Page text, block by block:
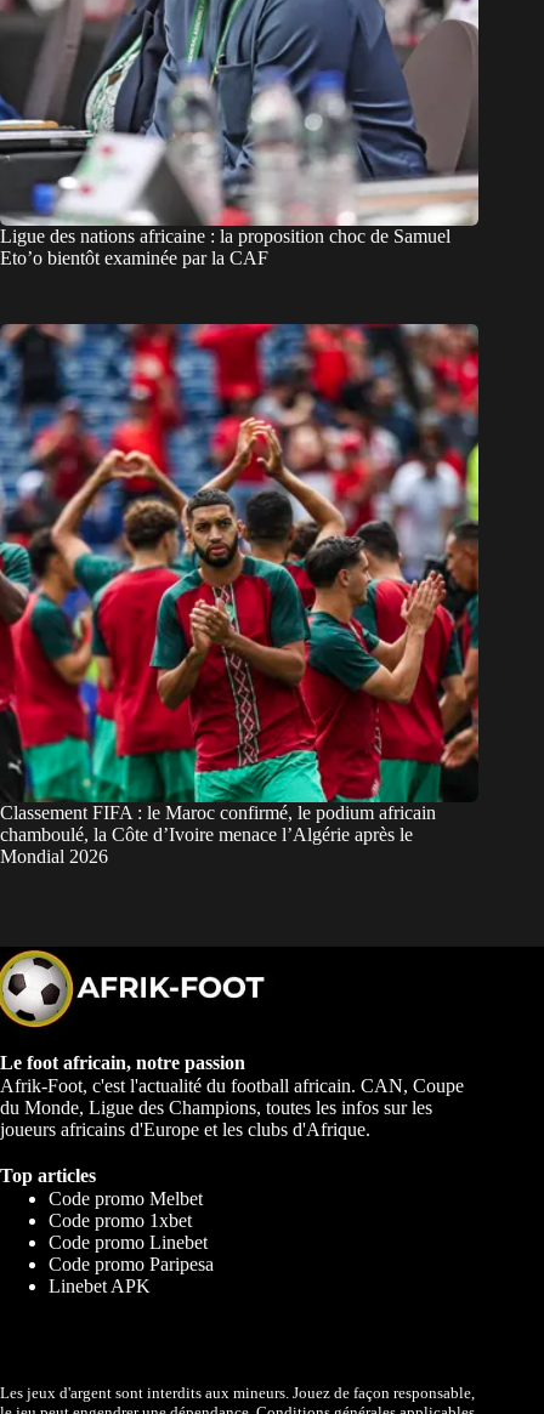
Ligue des nations africaine : la proposition choc de Samuel
Eto’o bientôt examinée par la CAF
Classement FIFA : le Maroc confirmé, le podium africain
chamboulé, la Côte d’Ivoire menace l’Algérie après le
Mondial 2026
Le foot africain, notre passion
Afrik-Foot, c'est l'actualité du football africain. CAN, Coupe
du Monde, Ligue des Champions, toutes les infos sur les
joueurs africains d'Europe et les clubs d'Afrique.
Top articles
Code promo Melbet
Code promo 1xbet
Code promo Linebet
Code promo Paripesa
Linebet APK
Les jeux d'argent sont interdits aux mineurs. Jouez de façon responsable,